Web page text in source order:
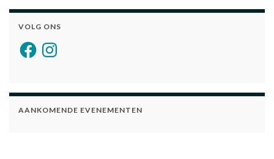
VOLG ONS
FacebookInstagram
AANKOMENDE EVENEMENTEN